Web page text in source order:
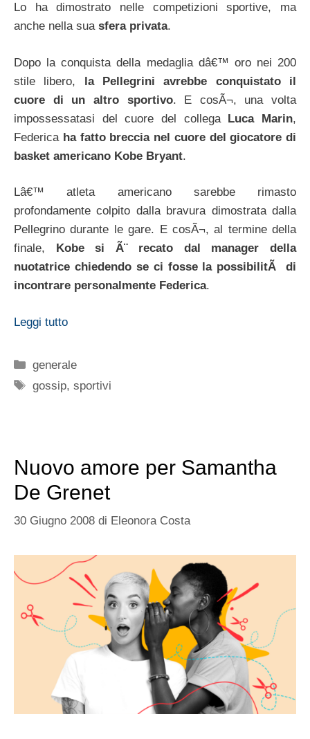
Lo ha dimostrato nelle competizioni sportive, ma
anche nella sua sfera privata.
Dopo la conquista della medaglia dâ€™ oro nei 200
stile libero, la Pellegrini avrebbe conquistato il
cuore di un altro sportivo. E cosÃ¬, una volta
impossessatasi del cuore del collega Luca Marin,
Federica ha fatto breccia nel cuore del giocatore di
basket americano Kobe Bryant.
Lâ€™ atleta americano sarebbe rimasto
profondamente colpito dalla bravura dimostrata dalla
Pellegrino durante le gare. E cosÃ¬, al termine della
finale, Kobe si Ã¨ recato dal manager della
nuotatrice chiedendo se ci fosse la possibilitÃ di
incontrare personalmente Federica.
Leggi tutto
Categorie
generale
Tag
gossip,sportivi
Nuovo amore per Samantha
De Grenet
30 Giugno 2008 di Eleonora Costa